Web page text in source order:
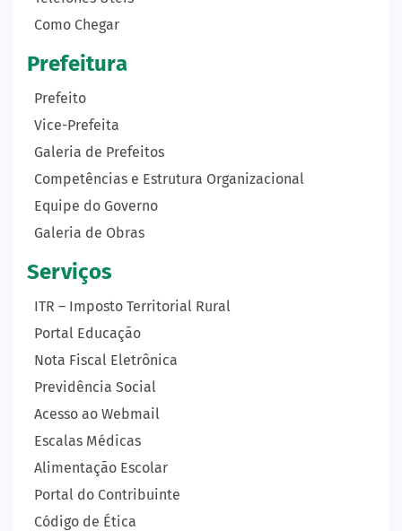
Como Chegar
Prefeitura
Prefeito
Vice-Prefeita
Galeria de Prefeitos
Competências e Estrutura Organizacional
Equipe do Governo
Galeria de Obras
Serviços
ITR – Imposto Territorial Rural
Portal Educação
Nota Fiscal Eletrônica
Previdência Social
Acesso ao Webmail
Escalas Médicas
Alimentação Escolar
Portal do Contribuinte
Código de Ética